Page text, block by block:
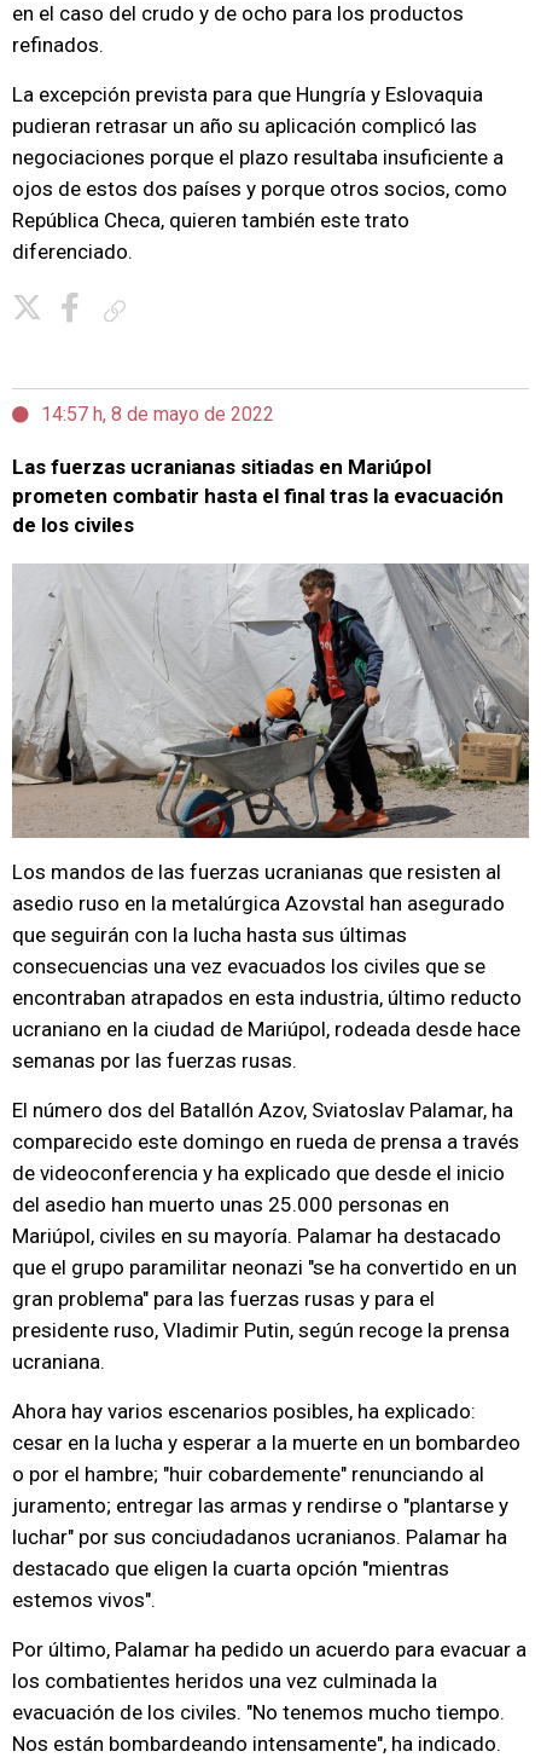
en el caso del crudo y de ocho para los productos
refinados.
La excepción prevista para que Hungría y Eslovaquia
pudieran retrasar un año su aplicación complicó las
negociaciones porque el plazo resultaba insuficiente a
ojos de estos dos países y porque otros socios, como
República Checa, quieren también este trato
diferenciado.
14:57 h, 8 de mayo de 2022
Las fuerzas ucranianas sitiadas en Mariúpol
prometen combatir hasta el final tras la evacuación
de los civiles
Los mandos de las fuerzas ucranianas que resisten al
asedio ruso en la metalúrgica Azovstal han asegurado
que seguirán con la lucha hasta sus últimas
consecuencias una vez evacuados los civiles que se
encontraban atrapados en esta industria, último reducto
ucraniano en la ciudad de Mariúpol, rodeada desde hace
semanas por las fuerzas rusas.
El número dos del Batallón Azov, Sviatoslav Palamar, ha
comparecido este domingo en rueda de prensa a través
de videoconferencia y ha explicado que desde el inicio
del asedio han muerto unas 25.000 personas en
Mariúpol, civiles en su mayoría. Palamar ha destacado
que el grupo paramilitar neonazi "se ha convertido en un
gran problema" para las fuerzas rusas y para el
presidente ruso, Vladimir Putin, según recoge la prensa
ucraniana.
Ahora hay varios escenarios posibles, ha explicado:
cesar en la lucha y esperar a la muerte en un bombardeo
o por el hambre; "huir cobardemente" renunciando al
juramento; entregar las armas y rendirse o "plantarse y
luchar" por sus conciudadanos ucranianos. Palamar ha
destacado que eligen la cuarta opción "mientras
estemos vivos".
Por último, Palamar ha pedido un acuerdo para evacuar a
los combatientes heridos una vez culminada la
evacuación de los civiles. "No tenemos mucho tiempo.
Nos están bombardeando intensamente", ha indicado.